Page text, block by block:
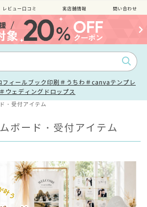
レビュー口コミ 実店舗情報 問い合わせ
フィールブック印刷 ＃うちわ ＃canvaテンプレ
＃ウェディングドロップス
・受付アイテム
ボード・受付アイテム